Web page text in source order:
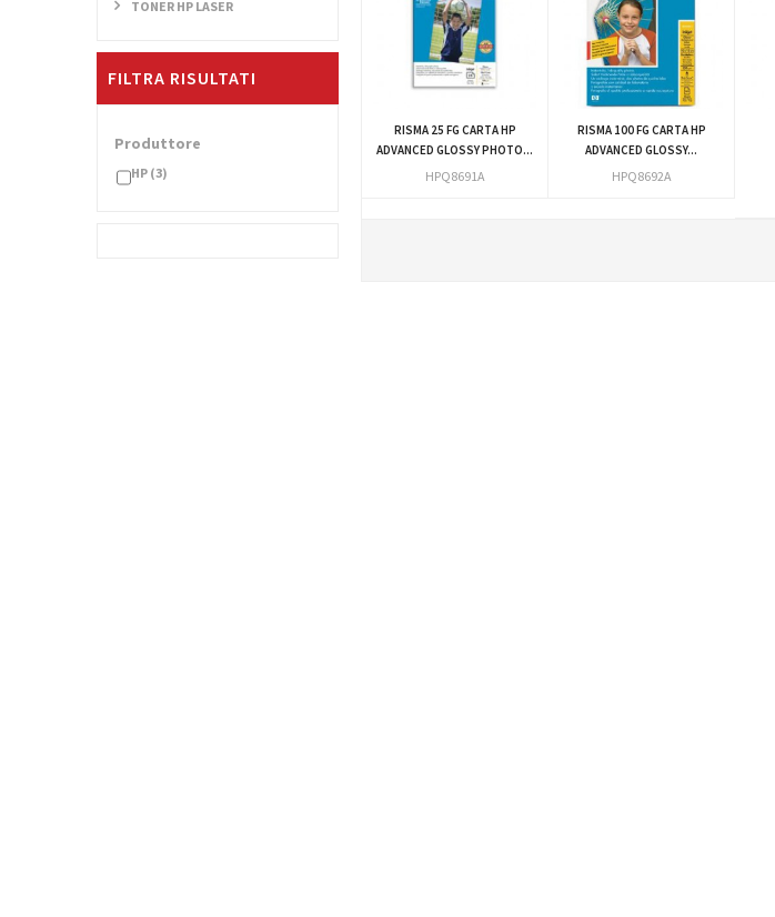
TONER HP LASER
FILTRA RISULTATI
Produttore
HP (3)
RISMA 25 FG CARTA HP
ADVANCED GLOSSY PHOTO...
HPQ8691A
RISMA 100 FG CARTA HP
ADVANCED GLOSSY...
HPQ8692A